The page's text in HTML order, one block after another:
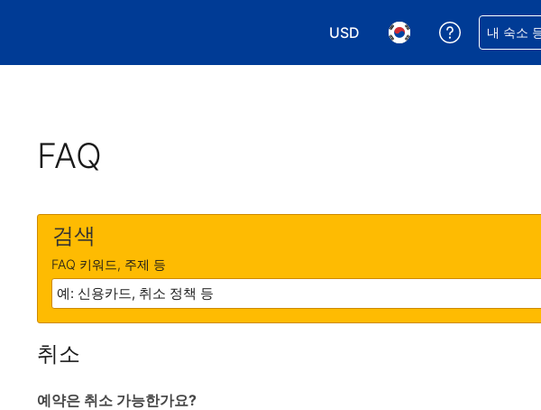
USD
통화 선택. 현재 선택된 통화는
언어 선택. 현재 선택
예약과 관
내 숙소
FAQ
검색
FAQ 키워드, 주제 등
취소
예약은 취소 가능한가요?